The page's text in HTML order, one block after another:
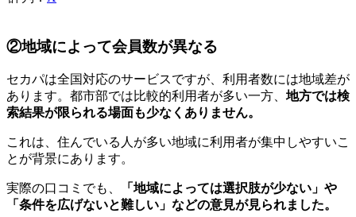
②地域によって会員数が異なる
セカパは全国対応のサービスですが、利用者数には地域差が
あります。都市部では比較的利用者が多い一方、 地方では検
索結果が限られる場面も少なくありません。
これは、住んでいる人が多い地域に利用者が集中しやすいこ
とが背景にあります。
実際の口コミでも、
「地域によっては選択肢が少ない」や
「条件を広げないと難しい」などの意見が見られました。